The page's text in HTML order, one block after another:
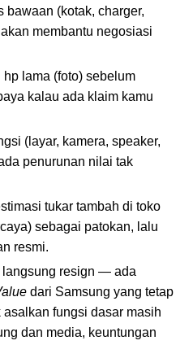
bawaan (kotak, charger,
membantu negosiasi
lama (foto) sebelum
kalau ada klaim kamu
(layar, kamera, speaker,
penurunan nilai tak
tukar tambah di toko
sebagai patokan, lalu
resmi.
langsung resign — ada
dari Samsung yang tetap
fungsi dasar masih
dan media, keuntungan